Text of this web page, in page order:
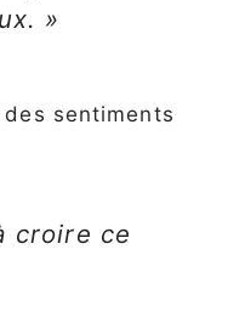
»
sentiments
croire ce